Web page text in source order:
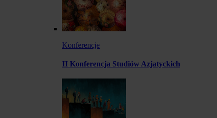
Konferencje
II Konferencja Studiów Azjatyckich